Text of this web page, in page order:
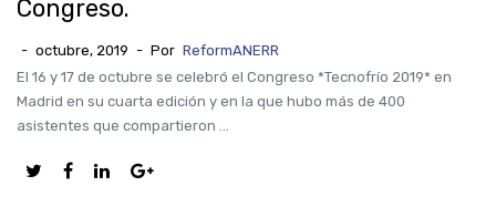
Congreso.
- octubre, 2019 - Por ReformANERR
El 16 y 17 de octubre se celebró el Congreso *Tecnofrío 2019* en
Madrid en su cuarta edición y en la que hubo más de 400
asistentes que compartieron ...